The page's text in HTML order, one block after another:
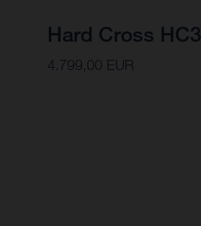
Hard Cross HC3
4.799,00 EUR